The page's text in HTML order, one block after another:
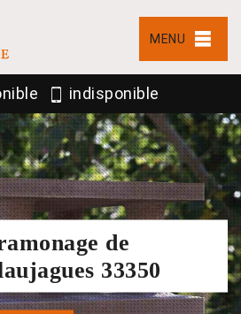
MENU
indisponible
de
33350